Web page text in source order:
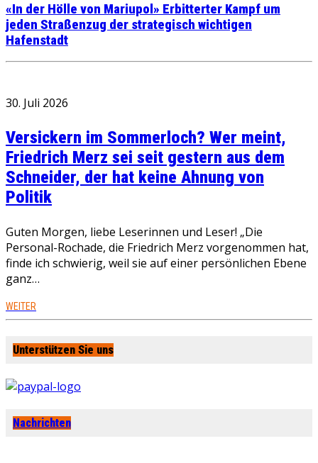
«In der Hölle von Mariupol» Erbitterter Kampf um
jeden Straßenzug der strategisch wichtigen
Hafenstadt
30. Juli 2026
Versickern im Sommerloch? Wer meint,
Friedrich Merz sei seit gestern aus dem
Schneider, der hat keine Ahnung von
Politik
Guten Morgen, liebe Leserinnen und Leser! „Die
Personal-Rochade, die Friedrich Merz vorgenommen hat,
finde ich schwierig, weil sie auf einer persönlichen Ebene
ganz…
WEITER
Unterstützen Sie uns
Nachrichten